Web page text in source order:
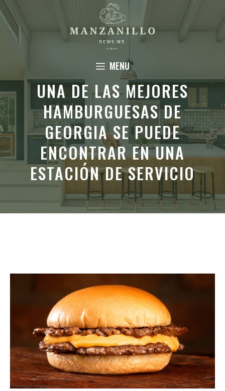
Saltar
al
contenido
MENU
UNA DE LAS MEJORES
HAMBURGUESAS DE
GEORGIA SE PUEDE
ENCONTRAR EN UNA
ESTACIÓN DE SERVICIO